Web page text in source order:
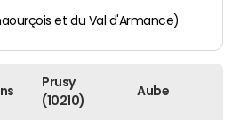
et du Val d'Armance)
Prusy
(10210)
Aube